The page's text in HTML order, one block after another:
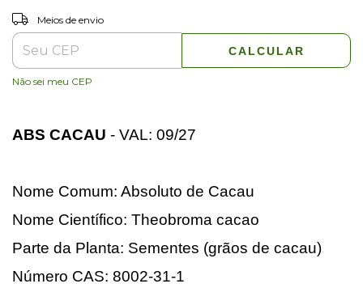
Entregas para o CEP:
Meios de envio
CALCULAR
Não sei meu CEP
ABS CACAU - VAL: 09/27
Nome Comum: Absoluto de Cacau
Nome Científico: Theobroma cacao
Parte da Planta: Sementes (grãos de cacau)
Número CAS: 8002-31-1